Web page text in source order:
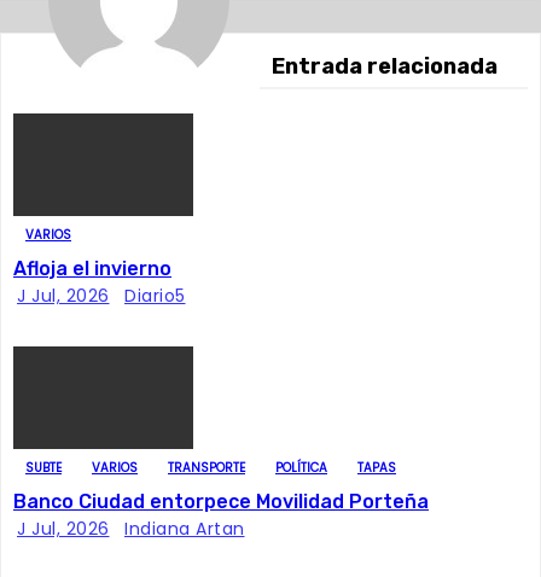
g
n
d
e
n
Entrada relacionada
VARIOS
Afloja el invierno
J Jul, 2026 Diario5
SUBTE VARIOS TRANSPORTE POLÍTICA TAPAS
Banco Ciudad entorpece Movilidad Porteña
J Jul, 2026 Indiana Artan